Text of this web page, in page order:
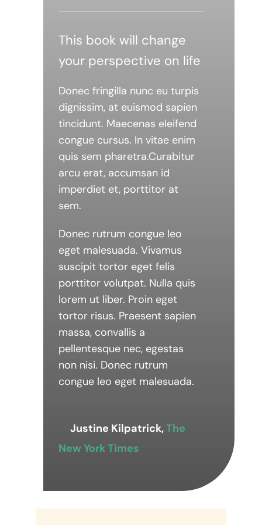
This book will change
your perspective on life
Donec fringilla nunc eu turpis
dignissim, at euismod sapien
tincidunt. Maecenas eleifend
congue cursus. In vitae enim
quis sem pharetra.Curabitur
arcu erat, accumsan id
imperdiet et, porttitor at
sem.
Donec rutrum congue leo
eget malesuada. Vivamus
suscipit tortor eget felis
porttitor volutpat. Nulla quis
lorem ut liber. Proin eget
tortor risus. Praesent sapien
massa, convallis a
pellentesque nec, egestas
non nisi. Donec rutrum
congue leo eget malesuada.
Justine Kilpatrick,The
New York Times